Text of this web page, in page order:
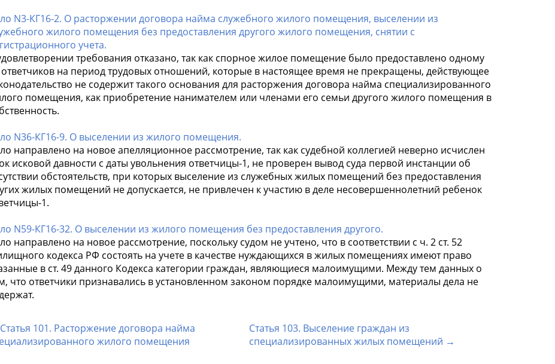
N3-КГ16-2. О расторжении договора найма служебного жилого помещения, выселении из
жилого помещения без предоставления другого жилого помещения, снятии с
учета.
требования отказано, так как спорное жилое помещение было предоставлено одному
ответчиков на период трудовых отношений, которые в настоящее время не прекращены, действующее
не содержит такого основания для расторжения договора найма специализированного
помещения, как приобретение нанимателем или членами его семьи другого жилого помещения в
N36-КГ16-9. О выселении из жилого помещения.
направлено на новое апелляционное рассмотрение, так как судебной коллегией неверно исчислен
исковой давности с даты увольнения ответчицы-1, не проверен вывод суда первой инстанции об
обстоятельств, при которых выселение из служебных жилых помещений без предоставления
жилых помещений не допускается, не привлечен к участию в деле несовершеннолетний ребенок
1.
N59-КГ16-32. О выселении из жилого помещения без предоставления другого.
направлено на новое рассмотрение, поскольку судом не учтено, что в соответствии с ч. 2 ст. 52
кодекса РФ состоять на учете в качестве нуждающихся в жилых помещениях имеют право
в ст. 49 данного Кодекса категории граждан, являющиеся малоимущими. Между тем данных о
что ответчики признавались в установленном законом порядке малоимущими, материалы дела не
101. Расторжение договора найма
жилого помещения
Статья 103. Выселение граждан из
специализированных жилых помещений →